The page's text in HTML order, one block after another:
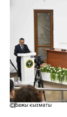
Бажы кызматы